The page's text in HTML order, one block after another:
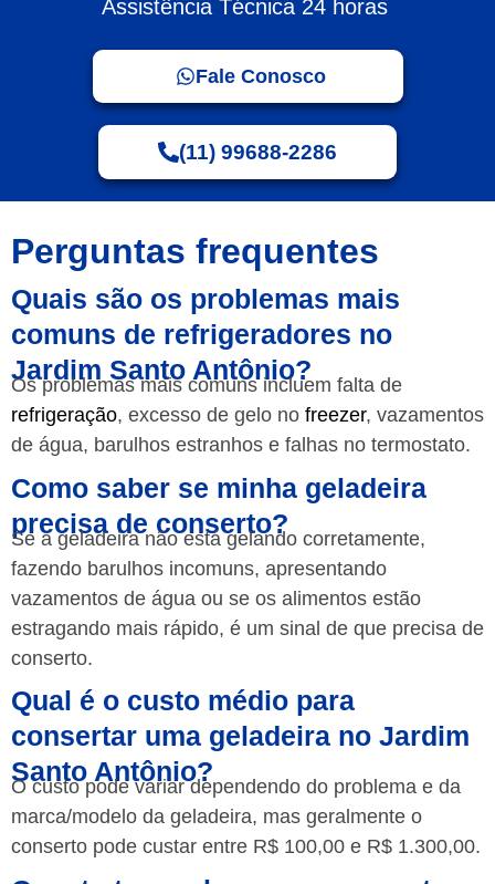
Assistência Técnica 24 horas
Fale Conosco
(11) 99688-2286
Perguntas frequentes
Quais são os problemas mais
comuns de refrigeradores no
Jardim Santo Antônio?
Os problemas mais comuns incluem falta de
refrigeração, excesso de gelo no freezer, vazamentos
de água, barulhos estranhos e falhas no termostato.
Como saber se minha geladeira
precisa de conserto?
Se a geladeira não está gelando corretamente,
fazendo barulhos incomuns, apresentando
vazamentos de água ou se os alimentos estão
estragando mais rápido, é um sinal de que precisa de
conserto.
Qual é o custo médio para
consertar uma geladeira no Jardim
Santo Antônio?
O custo pode variar dependendo do problema e da
marca/modelo da geladeira, mas geralmente o
conserto pode custar entre R$ 100,00 e R$ 1.300,00.